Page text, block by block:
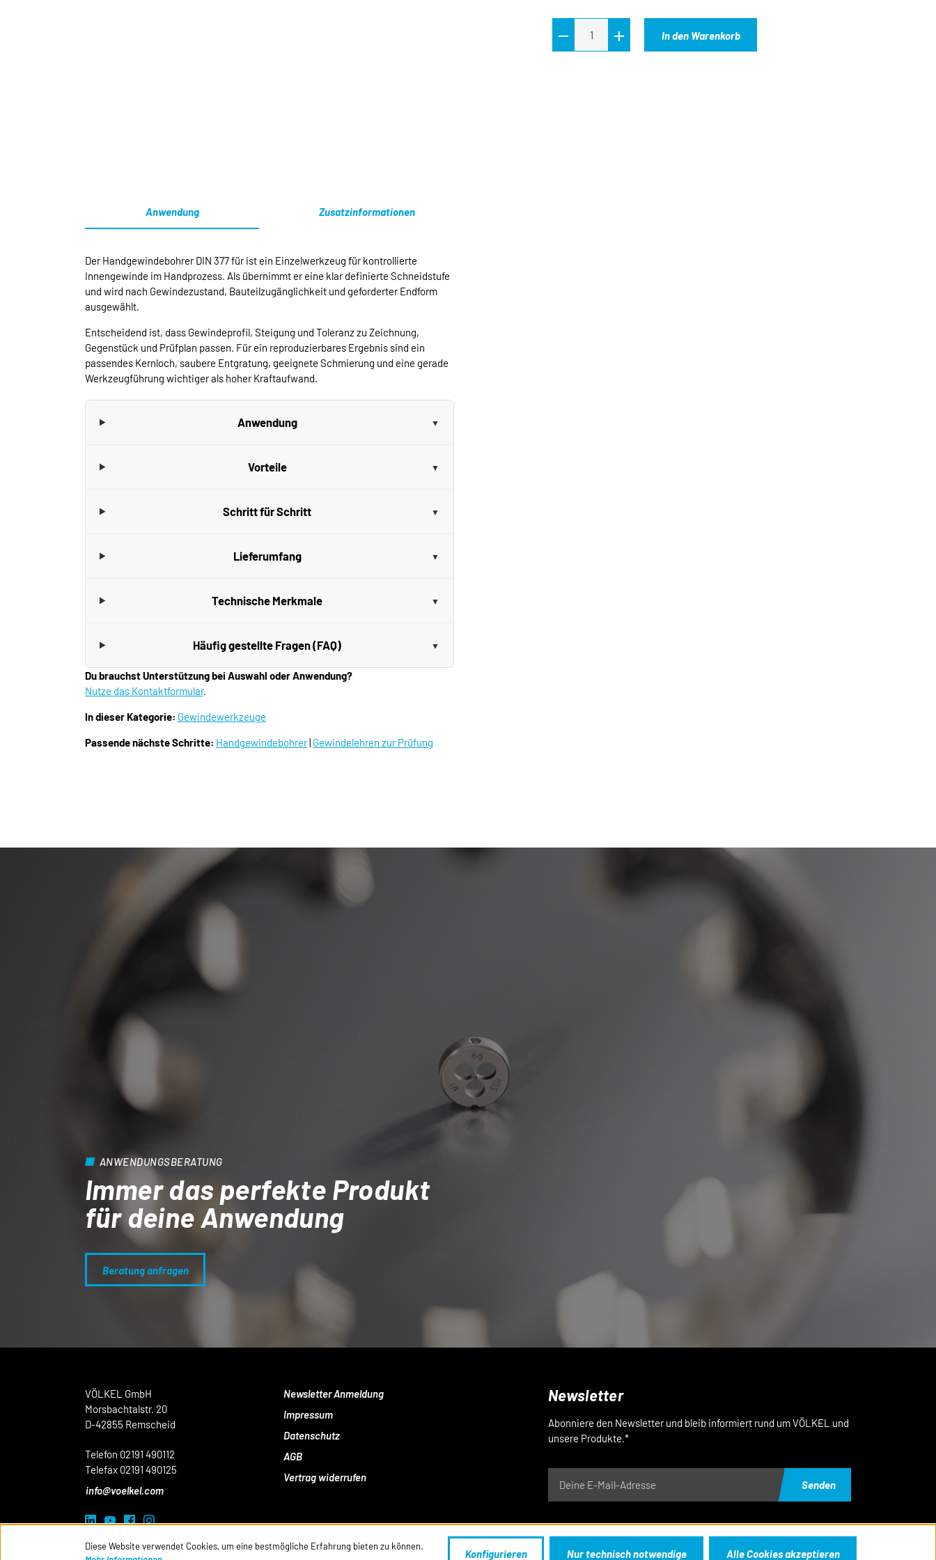
In den Warenkorb
Anwendung Zusatzinformationen
Der Handgewindebohrer DIN 377 für ist ein Einzelwerkzeug für kontrollierte
Innengewinde im Handprozess. Als übernimmt er eine klar definierte Schneidstufe
und wird nach Gewindezustand, Bauteilzugänglichkeit und geforderter Endform
ausgewählt.
Entscheidend ist, dass Gewindeprofil, Steigung und Toleranz zu Zeichnung,
Gegenstück und Prüfplan passen. Für ein reproduzierbares Ergebnis sind ein
passendes Kernloch, saubere Entgratung, geeignete Schmierung und eine gerade
Werkzeugführung wichtiger als hoher Kraftaufwand.
Anwendung
Vorteile
Schritt für Schritt
Lieferumfang
Technische Merkmale
Häufig gestellte Fragen (FAQ)
Du brauchst Unterstützung bei Auswahl oder Anwendung?
Nutze das Kontaktformular.
In dieser Kategorie: Gewindewerkzeuge
Passende nächste Schritte: Handgewindebohrer| Gewindelehren zur Prüfung
ANWENDUNGSBERATUNG
Immer das perfekte Produkt
für deine Anwendung
Beratung anfragen
VÖLKEL GmbH
Morsbachtalstr. 20
D-42855 Remscheid
Telefon 02191 490112
Telefax 02191 490125
info@voelkel.com
Newsletter Anmeldung
Impressum
Datenschutz
AGB
Vertrag widerrufen
Newsletter
Abonniere den Newsletter und bleib informiert rund um VÖLKEL und
unsere Produkte.*
Senden
*Ein Bestätigungslink kommt per E-Mail. Du kannst den Newsletter jederzeit kostenlos abbestellen.
Diese Website verwendet Cookies, um eine bestmögliche Erfahrung bieten zu können.
Nur technisch notwendige
Konfigurieren Alle Cookies akzeptieren